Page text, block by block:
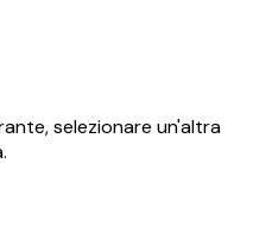
selezionare un'altra